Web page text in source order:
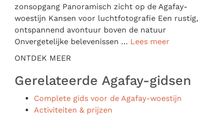
zonsopgang Panoramisch zicht op de Agafay-
woestijn Kansen voor luchtfotografie Een rustig,
ontspannend avontuur boven de natuur
Onvergetelijke belevenissen … Lees meer
ONTDEK MEER
Gerelateerde Agafay-gidsen
Complete gids voor de Agafay-woestijn
Activiteiten & prijzen